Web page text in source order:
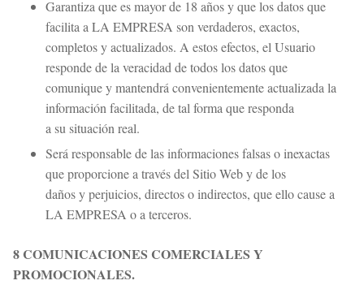
Garantiza que es mayor de 18 años y que los datos que
facilita a LA EMPRESA son verdaderos, exactos,
completos y actualizados. A estos efectos, el Usuario
responde de la veracidad de todos los datos que
comunique y mantendrá convenientemente actualizada la
información facilitada, de tal forma que responda
a su situación real.
Será responsable de las informaciones falsas o inexactas
que proporcione a través del Sitio Web y de los
daños y perjuicios, directos o indirectos, que ello cause a
LA EMPRESA o a terceros.
8 COMUNICACIONES COMERCIALES Y
PROMOCIONALES.